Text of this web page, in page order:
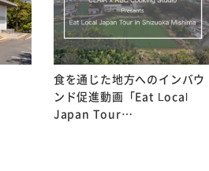
食を通じた地方へのインバウ
ンド促進動画「Eat Local
Japan Tour…